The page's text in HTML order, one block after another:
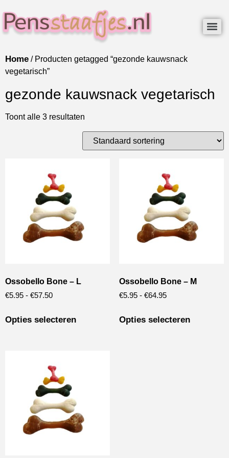
Home / Producten getagged “gezonde kauwsnack
vegetarisch”
gezonde kauwsnack vegetarisch
Toont alle 3 resultaten
Ossobello Bone – L
€5.95 - €57.50
Opties selecteren
Ossobello Bone – M
€5.95 - €64.95
Opties selecteren